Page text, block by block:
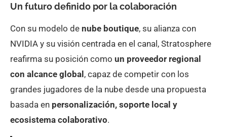
Un futuro definido por la colaboración
Con su modelo de nube boutique, su alianza con
NVIDIA y su visión centrada en el canal, Stratosphere
reafirma su posición como un proveedor regional
con alcance global, capaz de competir con los
grandes jugadores de la nube desde una propuesta
basada en personalización, soporte local y
ecosistema colaborativo.